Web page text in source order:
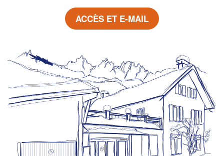
ACCÈS ET E-MAIL